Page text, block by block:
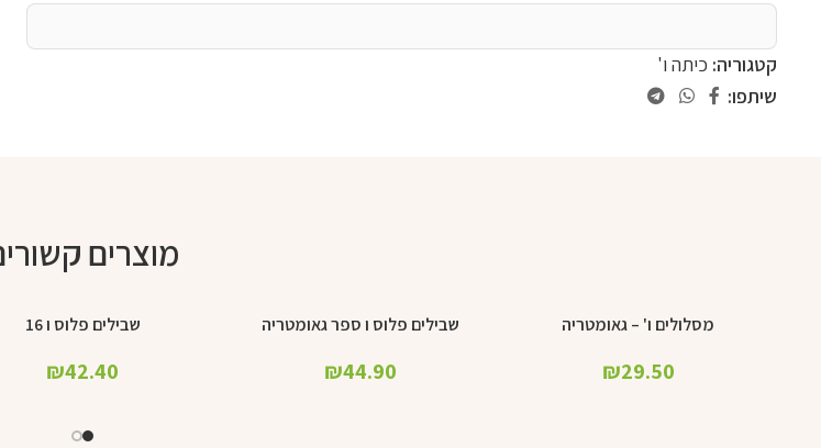
קטגוריה: כיתה ו'
שיתפו:
מוצרים
הוספה לסלמסלולים ו' – גאומטריה
₪29.50
הוספה לסל
שבילים פלוס ו ספר גאומטריה
₪44.90
הוספה לסלשבילים פלוס ו 16
₪42.40